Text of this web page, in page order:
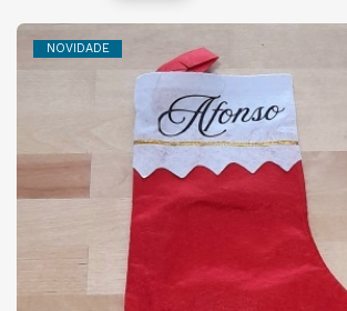
NOVIDADE